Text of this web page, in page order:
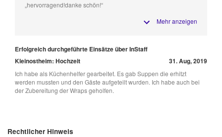
„hervorragend!danke schön!“
Mehr anzeigen
Erfolgreich durchgeführte Einsätze über InStaff
Kleinostheim: Hochzeit
31. Aug, 2019
Ich habe als Küchenhelfer gearbeitet. Es gab Suppen die erhitzt
werden mussten und den Gäste aufgeteilt wurden. Ich habe auch bei
der Zubereitung der Wraps geholfen.
Rechtlicher Hinweis